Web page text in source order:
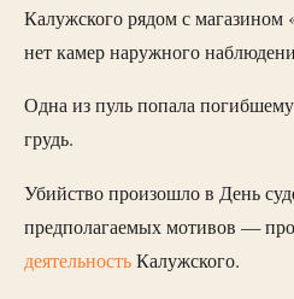
Калужского рядом с магазином
нет камер наружного
Одна из пуль попала
грудь.
Убийство произошло в День
предполагаемых мотивов —
деятельностьКалужского.